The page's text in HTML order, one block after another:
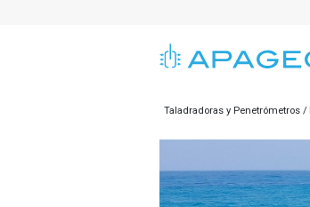
Taladradoras y Penetrómetros